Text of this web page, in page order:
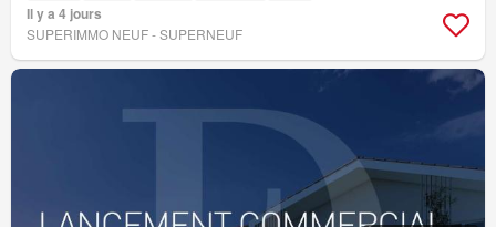
Il y a 4 jours
SUPERIMMO NEUF - SUPERNEUF